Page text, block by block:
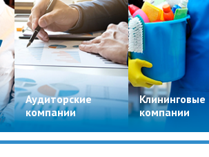
Аудиторские
компании
Клининговые
компании